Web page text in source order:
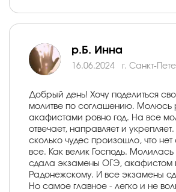
р.Б. Инна
16.06.2024 г. Санкт-
Добрый день! Хочу поделиться
молитве по соглашению. Молюсь
акафистами ровно год. На все
отвечает, направляет и
сколько чудес произошло, что нет
все. Как велик Господь. Молилась
сдала экзамены ОГЭ, акафистом
Радонежскому. И все экзамены
Но самое главное - легко и не